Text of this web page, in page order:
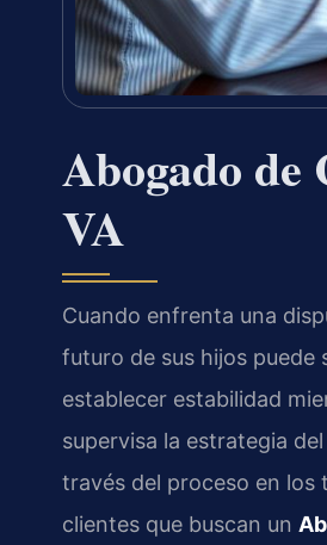
Abogado de
VA
Cuando enfrenta una
futuro de sus hijos puede
establecer estabilidad
supervisa la estrategia
través del proceso en los
clientes que buscan un